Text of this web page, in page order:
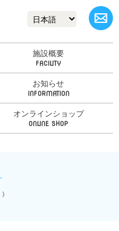
施設概要
お知らせ
オンラインショップ